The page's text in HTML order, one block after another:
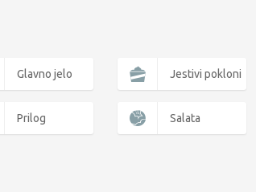
Glavno jelo Jestivi pokloni
Prilog Salata